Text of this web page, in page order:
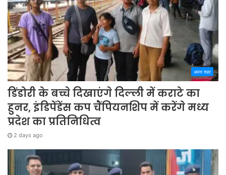
अपना शहर
डिंडोरी के बच्चे दिखाएंगे दिल्ली में कराटे का
हुनर, इंडिपेंडेंस कप चैंपियनशिप में करेंगे मध्य
प्रदेश का प्रतिनिधित्व
2 days ago